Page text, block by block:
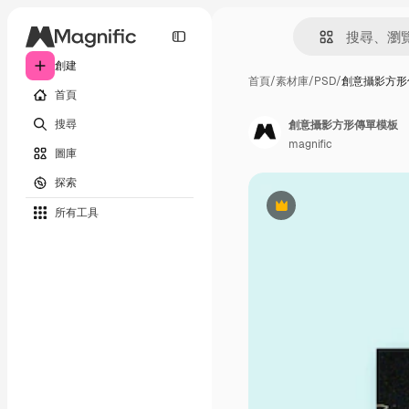
創建
首頁
搜尋
圖庫
探索
所有工具
首頁/素材庫/PSD/創意攝影方
Premium
創意攝影方形傳單模板
magnific